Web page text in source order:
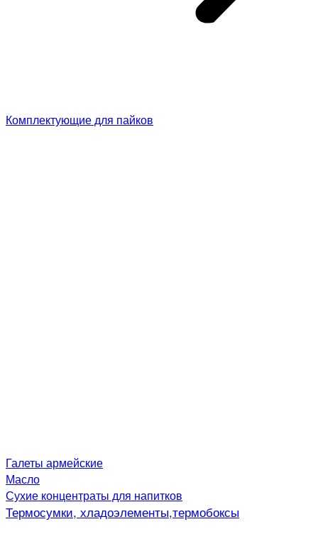
Комплектующие для пайков
Галеты армейские
Масло
Сухие концентраты для напитков
Термосумки, хладоэлементы,термобоксы